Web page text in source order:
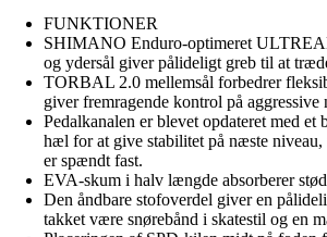
FUNKTIONER
SHIMANO Enduro-optimeret
og ydersål giver pålideligt greb til at
TORBAL 2.0 mellemsål forbedrer
giver fremragende kontrol på
Pedalkanalen er blevet opdateret med et
hæl for at give stabilitet på næste
er spændt fast.
EVA-skum i halv længde absorberer
Den åndbare stofoverdel giver en
takket være snørebånd i skatestil og en